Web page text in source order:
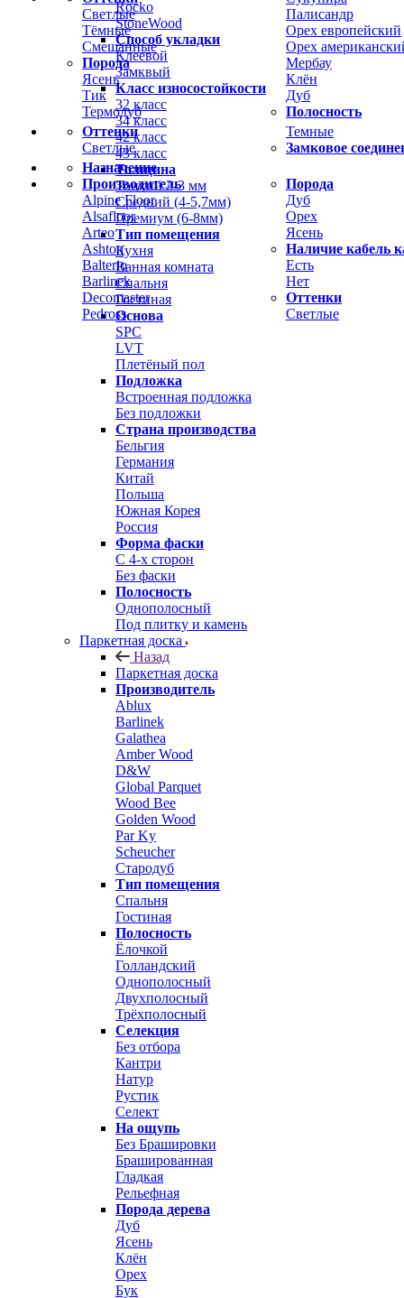
Светлые
Тёмные
Смешанные
Порода
Ясень
Тик
Термодуб
Палисандр
Орех европейский
Орех
Мербау
Клён
Дуб
Полосность
Оттенки
Светлые
Темные
Замковое
Назначение
Производитель
Alpine Floor
Alsafloor
Arteo
Ashton
Balterio
Barlinek
Decomaster
Pedross
Порода
Дуб
Орех
Ясень
Наличие кабель
Есть
Нет
Оттенки
Светлые
Rocko
StoneWood
Способ укладки
Клеевой
Замквый
Класс износостойкости
32 класс
34 класс
42 класс
43 класс
Толщина
Тонкий 2-3 мм
Средний (4-5,7мм)
Премиум (6-8мм)
Тип помещения
Кухня
Ванная комната
Спальня
Гостиная
Основа
SPC
LVT
Плетёный пол
Подложка
Встроенная подложка
Без подложки
Страна производства
Бельгия
Германия
Китай
Польша
Южная Корея
Россия
Форма фаски
С 4-х сторон
Без фаски
Полосность
Однополосный
Под плитку и камень
Паркетная доска
Назад
Паркетная доска
Производитель
Ablux
Barlinek
Galathea
Amber Wood
D&W
Global Parquet
Wood Bee
Golden Wood
Par Ky
Scheucher
Стародуб
Тип помещения
Спальня
Гостиная
Полосность
Ёлочкой
Голландский
Однополосный
Двухполосный
Трёхполосный
Селекция
Без отбора
Кантри
Натур
Рустик
Селект
На ощупь
Без Брашировки
Брашированная
Гладкая
Рельефная
Порода дерева
Дуб
Ясень
Клён
Орех
Бук